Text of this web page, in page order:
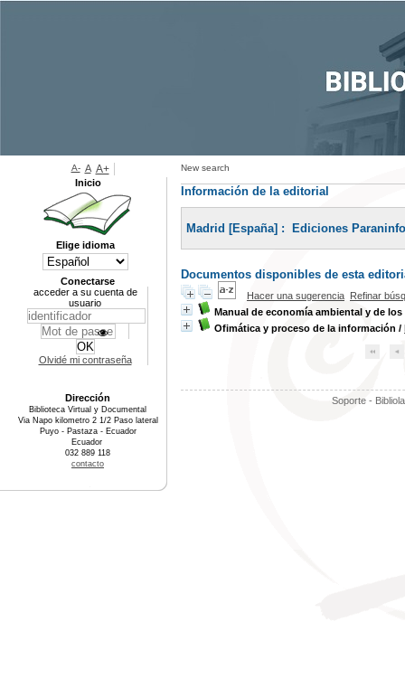
New search
Información de la editorial
Madrid [España] : ‎ Ediciones
Documentos disponibles de esta
Hacer una sugerencia Refinar
Manual de economía ambiental y de
Ofimática y proceso de la información /
Soporte -
A- A A+
Inicio
Elige idioma
Conectarse
acceder a su cuenta de
usuario
Olvidé mi contraseña
Dirección
Biblioteca Virtual y Documental
Via Napo kilometro 2 1/2 Paso lateral
Puyo - Pastaza - Ecuador
Ecuador
032 889 118
contacto